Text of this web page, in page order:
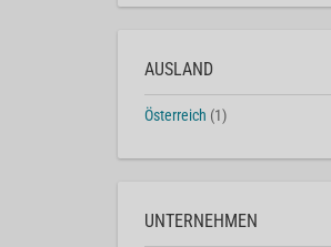
AUSLAND
Österreich (1)
UNTERNEHMEN